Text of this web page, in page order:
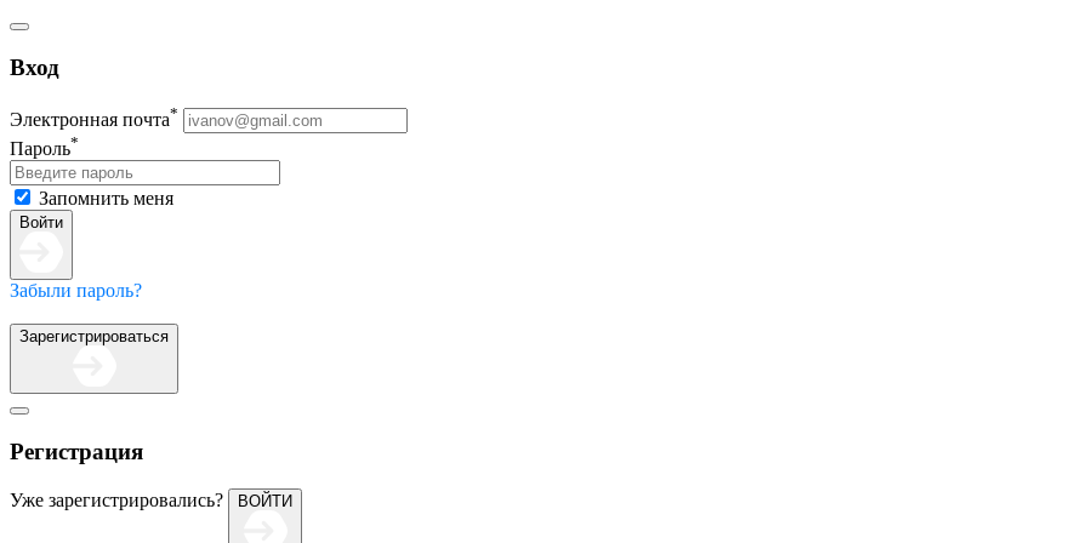
Вход
Электронная почта*
Пароль*
Запомнить меня
Войти
Забыли пароль?
Зарегистрироваться
Регистрация
Уже зарегистрировались? ВОЙТИ